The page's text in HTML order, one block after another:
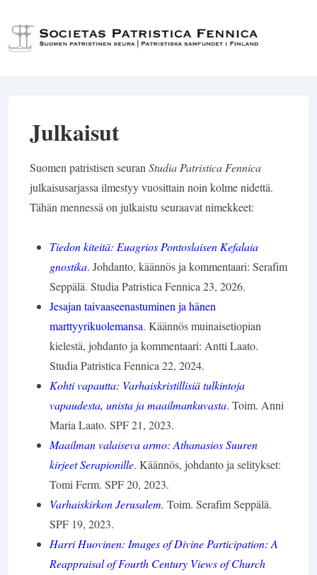
Siirry
pääsisältöön
Julkaisut
Suomen patristisen seuran Studia Patristica Fennica
julkaisusarjassa ilmestyy vuosittain noin kolme nidettä.
Tähän mennessä on julkaistu seuraavat nimekkeet:
Tiedon kiteitä: Euagrios Pontoslaisen Kefalaia
gnostika. Johdanto, käännös ja kommentaari: Serafim
Seppälä. Studia Patristica Fennica 23, 2026.
Jesajan taivaaseenastuminen ja hänen
marttyyrikuolemansa. Käännös muinaisetiopian
kielestä, johdanto ja kommentaari: Antti Laato.
Studia Patristica Fennica 22, 2024.
Kohti vapautta: Varhaiskristillisiä tulkintoja
vapaudesta, unista ja maailmankuvasta. Toim. Anni
Maria Laato. SPF 21, 2023.
Maailman valaiseva armo: Athanasios Suuren
kirjeet Serapionille. Käännös, johdanto ja selitykset:
Tomi Ferm. SPF 20, 2023.
Varhaiskirkon Jerusalem. Toim. Serafim Seppälä.
SPF 19, 2023.
Harri Huovinen: Images of Divine Participation: A
Reappraisal of Fourth Century Views of Church